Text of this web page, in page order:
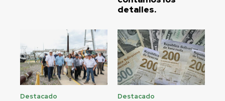
detalles.
Destacado Destacado